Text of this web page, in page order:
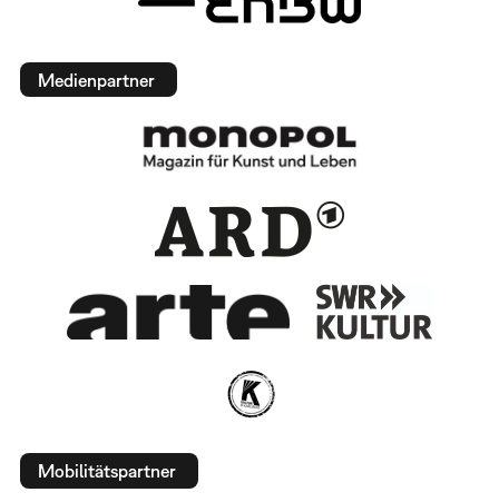
Medienpartner
Mobilitätspartner